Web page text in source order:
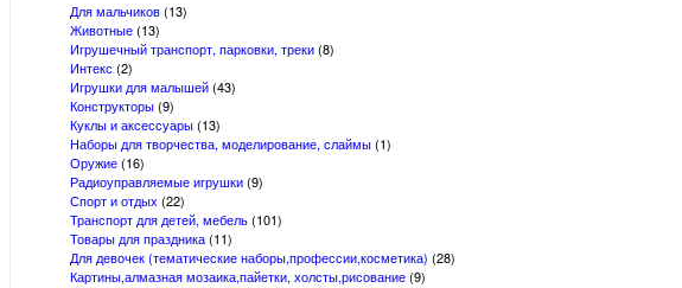
Для мальчиков(13)
Животные(13)
Игрушечный транспорт, парковки, треки(8)
Интекс (2)
Игрушки для малышей(43)
Конструкторы(9)
Куклы и аксессуары(13)
Наборы для творчества, моделирование, слаймы(1)
Оружие(16)
Радиоуправляемые игрушки(9)
Спорт и отдых (22)
Транспорт для детей, мебель(101)
Товары для праздника(11)
Для девочек (тематические наборы,профессии,косметика) (28)
Картины,алмазная мозаика,пайетки, холсты,рисование(9)